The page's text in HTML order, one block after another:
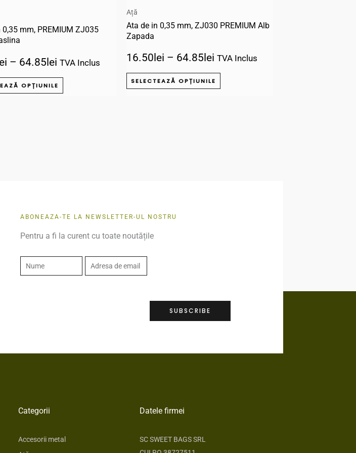
0,35 mm, PREMIUM ZJ035
lei – 64.85 lei TVA Inclus
OPȚIUNILE
Ață
Ata de in 0,35 mm, ZJ030 PREMIUM Alb
Zapada
16.50 lei – 64.85 lei TVA Inclus
SELECTEAZĂ OPȚIUNILE
ABONEAZA-TE LA NEWSLETTER-UL NOSTRU
Pentru a fi la curent cu toate noutățile
u
m
SUBSCRIBE
Categorii
Accesorii metal
Datele firmei
SC SWEET BAGS SRL